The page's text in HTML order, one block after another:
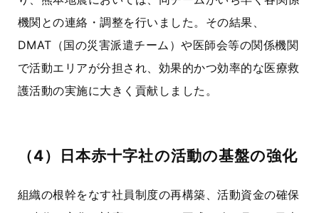
機関との連絡・調整を行いました。その結果、
DMAT（国の災害派遣チーム）や医師会等の関係機関
で活動エリアが分担され、効果的かつ効率的な医療救
護活動の実施に大きく貢献しました。
（4）日本赤十字社の活動の基盤の強化
組織の根幹をなす社員制度の再構築、活動資金の確保